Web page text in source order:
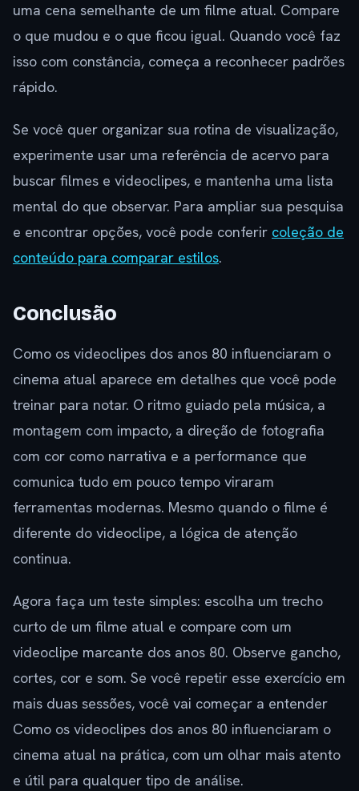
uma cena semelhante de um filme atual. Compare
o que mudou e o que ficou igual. Quando você faz
isso com constância, começa a reconhecer padrões
rápido.
Se você quer organizar sua rotina de visualização,
experimente usar uma referência de acervo para
buscar filmes e videoclipes, e mantenha uma lista
mental do que observar. Para ampliar sua pesquisa
e encontrar opções, você pode conferir coleção de
conteúdo para comparar estilos.
Conclusão
Como os videoclipes dos anos 80 influenciaram o
cinema atual aparece em detalhes que você pode
treinar para notar. O ritmo guiado pela música, a
montagem com impacto, a direção de fotografia
com cor como narrativa e a performance que
comunica tudo em pouco tempo viraram
ferramentas modernas. Mesmo quando o filme é
diferente do videoclipe, a lógica de atenção
continua.
Agora faça um teste simples: escolha um trecho
curto de um filme atual e compare com um
videoclipe marcante dos anos 80. Observe gancho,
cortes, cor e som. Se você repetir esse exercício em
mais duas sessões, você vai começar a entender
Como os videoclipes dos anos 80 influenciaram o
cinema atual na prática, com um olhar mais atento
e útil para qualquer tipo de análise.